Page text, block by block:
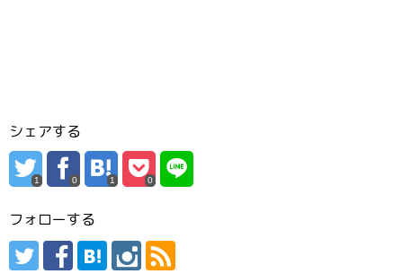
シェアする
1 0 1 0
フォローする